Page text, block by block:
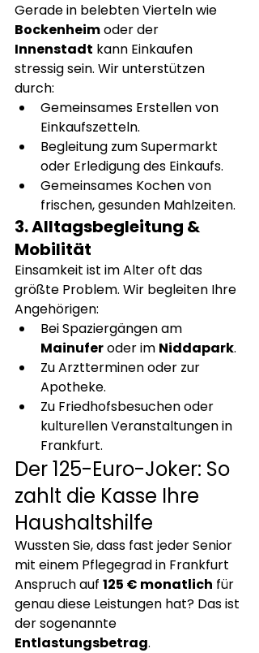
Gerade in belebten Vierteln wie
Bockenheim oder der
Innenstadt kann Einkaufen
stressig sein. Wir unterstützen
durch:
Gemeinsames Erstellen von
Einkaufszetteln.
Begleitung zum Supermarkt
oder Erledigung des Einkaufs.
Gemeinsames Kochen von
frischen, gesunden Mahlzeiten.
3. Alltagsbegleitung &
Mobilität
Einsamkeit ist im Alter oft das
größte Problem. Wir begleiten Ihre
Angehörigen:
Bei Spaziergängen am
Mainufer oder im Niddapark.
Zu Arztterminen oder zur
Apotheke.
Zu Friedhofsbesuchen oder
kulturellen Veranstaltungen in
Frankfurt.
Der 125-Euro-Joker: So
zahlt die Kasse Ihre
Haushaltshilfe
Wussten Sie, dass fast jeder Senior
mit einem Pflegegrad in Frankfurt
Anspruch auf 125 € monatlich für
genau diese Leistungen hat? Das ist
der sogenannte
Entlastungsbetrag.